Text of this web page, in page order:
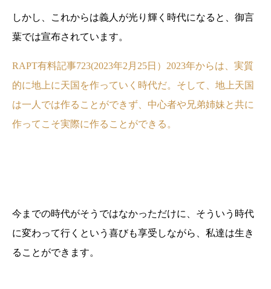
しかし、これからは義人が光り輝く時代になると、御言
葉では宣布されています。
RAPT有料記事723(2023年2月25日）2023年からは、実質
的に地上に天国を作っていく時代だ。そして、地上天国
は一人では作ることができず、中心者や兄弟姉妹と共に
作ってこそ実際に作ることができる。
今までの時代がそうではなかっただけに、そういう時代
に変わって行くという喜びも享受しながら、私達は生き
ることができます。